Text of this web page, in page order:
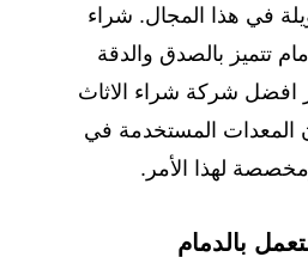
في هذا المجال. شراء
تتميز بالصدق والدقة
افضل شركة شراء الاثاث
المعدات المستخدمة في
لهذا الأمر.
بالدمام